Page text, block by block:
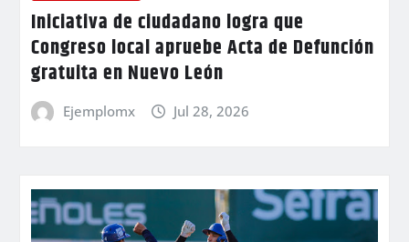
Iniciativa de ciudadano logra que
Congreso local apruebe Acta de Defunción
gratuita en Nuevo León
Ejemplomx Jul 28, 2026